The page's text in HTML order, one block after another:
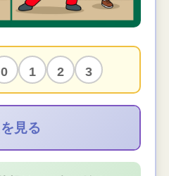
0 1 2 3
見る